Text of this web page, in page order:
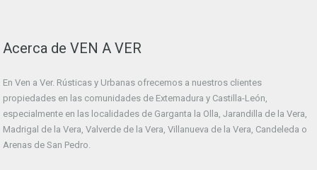
Acerca de VEN A VER
En Ven a Ver. Rústicas y Urbanas ofrecemos a nuestros clientes
propiedades en las comunidades de Extemadura y Castilla-León,
especialmente en las localidades de Garganta la Olla, Jarandilla de la Vera,
Madrigal de la Vera, Valverde de la Vera, Villanueva de la Vera, Candeleda o
Arenas de San Pedro.